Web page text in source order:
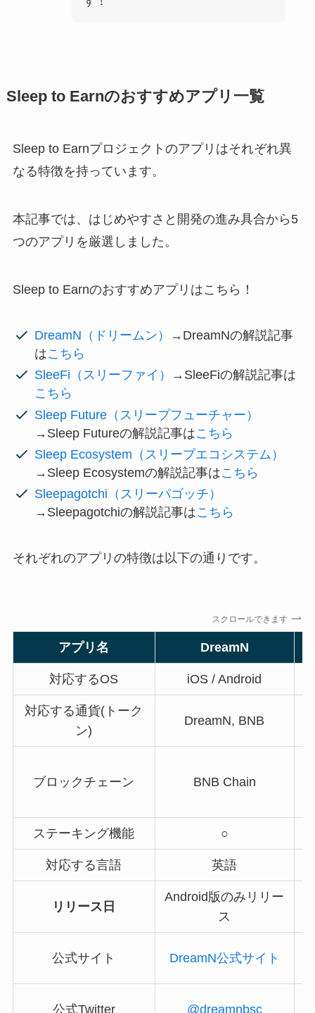
Sleep to Earnのおすすめアプリ一覧
Sleep to Earnプロジェクトのアプリはそれぞれ異
なる特徴を持っています。
本記事では、はじめやすさと開発の進み具合から5
つのアプリを厳選しました。
Sleep to Earnのおすすめアプリはこちら！
DreamN（ドリームン）
→DreamNの解説記事
はこちら
SleeFi（スリーファイ）
→SleeFiの解説記事は
こちら
Sleep Future（スリープフューチャー）
→Sleep Futureの解説記事はこちら
Sleep Ecosystem（スリープエコシステム）
→Sleep Ecosystemの解説記事はこちら
Sleepagotchi（スリーパゴッチ）
→Sleepagotchiの解説記事はこちら
それぞれのアプリの特徴は以下の通りです。
スクロールできます
アプリ名 DreamN
対応するOS iOS / Android
対応する通貨(トーク
ン)
DreamN, BNB
ブロックチェーン BNB Chain
ステーキング機能 ○
対応する言語 英語
リリース日
Android版のみリリー
ス
公式サイト DreamN公式サイト
公式Twitter @dreamnbsc